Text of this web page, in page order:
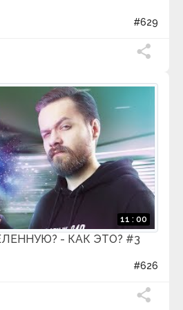
- Sleep Music & Mindfulness
エイティブ
#629
11 : 00
- КАК ЭТО? #3
#626